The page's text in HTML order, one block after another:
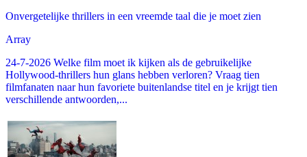
Onvergetelijke thrillers in een vreemde taal die je moet zien
Array
24-7-2026 Welke film moet ik kijken als de gebruikelijke
Hollywood-thrillers hun glans hebben verloren? Vraag tien
filmfanaten naar hun favoriete buitenlandse titel en je krijgt tien
verschillende antwoorden,...